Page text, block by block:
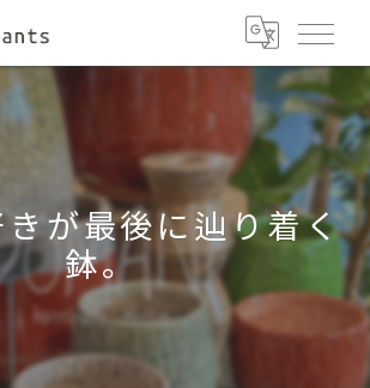
きが最後に辿り着く
鉢。